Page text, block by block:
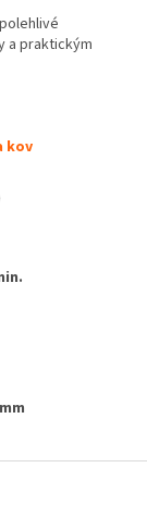
a praktickým
kov